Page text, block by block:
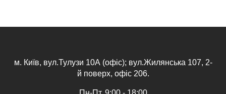
м. Київ, вул.Тулузи 10А (офіс); вул.Жилянська 107, 2-
й поверх, офіс 206.